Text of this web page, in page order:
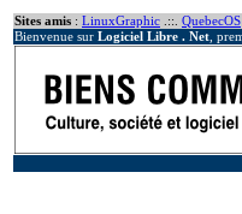
Sites amis : LinuxGraphic .::. QuebecOS
Bienvenue sur Logiciel Libre . Net ,